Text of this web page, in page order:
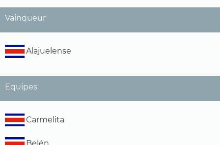
Vainqueur
Alajuelense
Equipes
Carmelita